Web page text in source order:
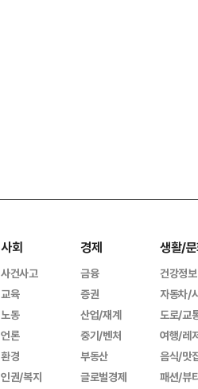
사회
사건사고
교육
노동
언론
환경
인권/복지
경제
금융
증권
산업/재계
중기/벤처
부동산
글로벌경제
생활/
건강정보
자동차/
도로/교
여행/레
음식/맛
패션/뷰